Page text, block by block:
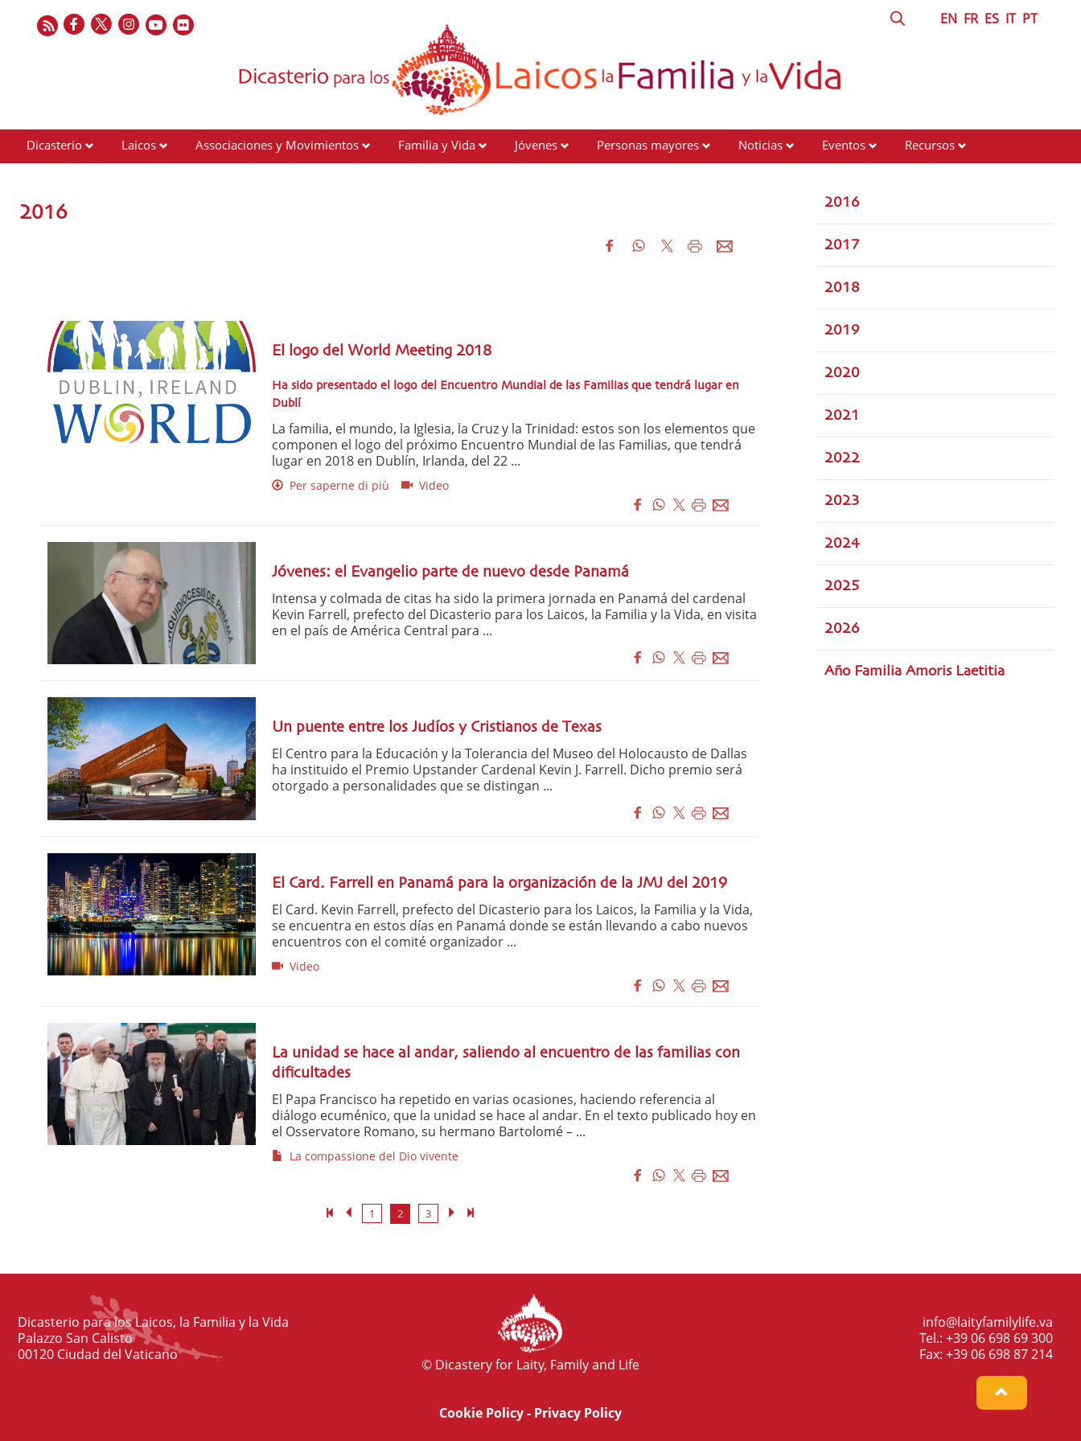
EN FR ES IT PT
Dicasterio Laicos Associaciones y Movimientos Familia y Vida Jóvenes Personas mayores Noticias Eventos
Recursos
2016
El logo del World Meeting 2018
Ha sido presentado el logo del Encuentro Mundial de las Familias que tendrá lugar en
Dublí
La familia, el mundo, la Iglesia, la Cruz y la Trinidad: estos son los elementos que
componen el logo del próximo Encuentro Mundial de las Familias, que tendrá
lugar en 2018 en Dublín, Irlanda, del 22 ...
Per saperne di più Video
Jóvenes: el Evangelio parte de nuevo desde Panamá
Intensa y colmada de citas ha sido la primera jornada en Panamá del cardenal
Kevin Farrell, prefecto del Dicasterio para los Laicos, la Familia y la Vida, en visita
en el país de América Central para ...
Un puente entre los Judíos y Cristianos de Texas
El Centro para la Educación y la Tolerancia del Museo del Holocausto de Dallas
ha instituido el Premio Upstander Cardenal Kevin J. Farrell. Dicho premio será
otorgado a personalidades que se distingan ...
El Card. Farrell en Panamá para la organización de la JMJ del 2019
El Card. Kevin Farrell, prefecto del Dicasterio para los Laicos, la Familia y la Vida,
se encuentra en estos días en Panamá donde se están llevando a cabo nuevos
encuentros con el comité organizador ...
Video
La unidad se hace al andar, saliendo al encuentro de las familias con
dificultades
El Papa Francisco ha repetido en varias ocasiones, haciendo referencia al
diálogo ecuménico, que la unidad se hace al andar. En el texto publicado hoy en
el Osservatore Romano, su hermano Bartolomé – ...
La compassione del Dio vivente
1 2 3
2016
2017
2018
2019
2020
2021
2022
2023
2024
2025
2026
Año Familia Amoris Laetitia
Dicasterio para los Laicos, la Familia y la Vida
Palazzo San Calisto
00120 Ciudad del Vaticano
© Dicastery for Laity, Family and Life
Cookie Policy- Privacy Policy
info@laityfamilylife.va
Tel.: +39 06 698 69 300
Fax: +39 06 698 87 214